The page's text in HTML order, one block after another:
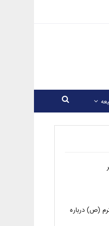
(ص) درباره